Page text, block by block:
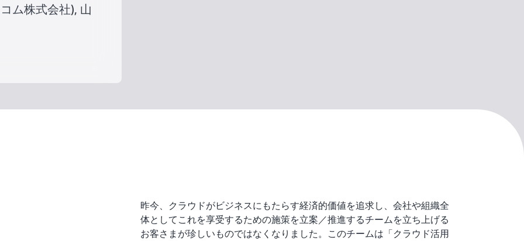
ム株式会社), 山
昨今、クラウドがビジネスにもたらす経済的価値を追求し、会社や組織全
体としてこれを享受するための施策を立案／推進するチームを立ち上げる
お客さまが珍しいものではなくなりました。このチームは「クラウド活用